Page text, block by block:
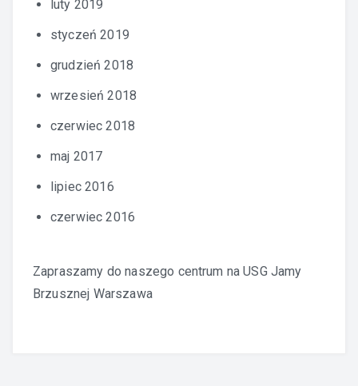
luty 2019
styczeń 2019
grudzień 2018
wrzesień 2018
czerwiec 2018
maj 2017
lipiec 2016
czerwiec 2016
Zapraszamy do naszego centrum naUSG Jamy
Brzusznej Warszawa